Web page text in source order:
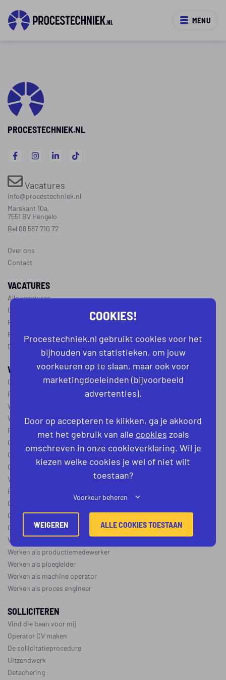
MENU
PROCESTECHNIEK.NL
Vacatures
info@procestechniek.nl
Marskant 10a,
7551 BV Hengelo
Bel 08 587 710 72
Over ons
Contact
VACATURES
Alle vacatures
Operator vacatures
Productiemedewerker vacatures
Ploegleider vacatures
Dagdienst vacatures
WERKEN IN DE PROCESTECHNIEK
Over de procestechniek
Ploegendienst
Wat is een procesoperator
Werken als procesoperator
Procesoperator in de
chemie, voedingsindustrie, farmacie
Operator A
Operator B
Operator C
Verschil operator A, B en C
Procesoperator salaris
Operator opleidingen
–vapro
Over de maakindustrie
Over de procesindustrie
Werken als monteur
Werken als productiemedewerker
Werken als ploegleider
Werken als machine operator
Werken als proces engineer
SOLLICITEREN
Vind die baan voor mij
Operator CV maken
De sollicitatieprocedure
Uitzendwerk
Detachering
COOKIES!
Procestechniek.nl gebruikt cookies voor het
bijhouden van statistieken, om jouw
voorkeuren op te slaan, maar ook voor
marketingdoeleinden (bijvoorbeeld
advertenties).
Door op accepteren te klikken, ga je akkoord
met het gebruik van alle cookies zoals
omschreven in onze cookieverklaring. Wil je
kiezen welke cookies je wel of niet wilt
toestaan?
Voorkeur beheren
WEIGEREN ALLE COOKIES TOESTAAN